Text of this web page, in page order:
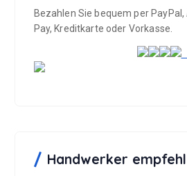
d
e
n
u
k
s
e
w
Bezahlen Sie bequem per PayPal,
Pay, Kreditkarte oder Vorkasse.
Handwerker